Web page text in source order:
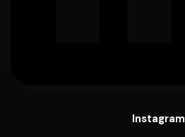
Instagram